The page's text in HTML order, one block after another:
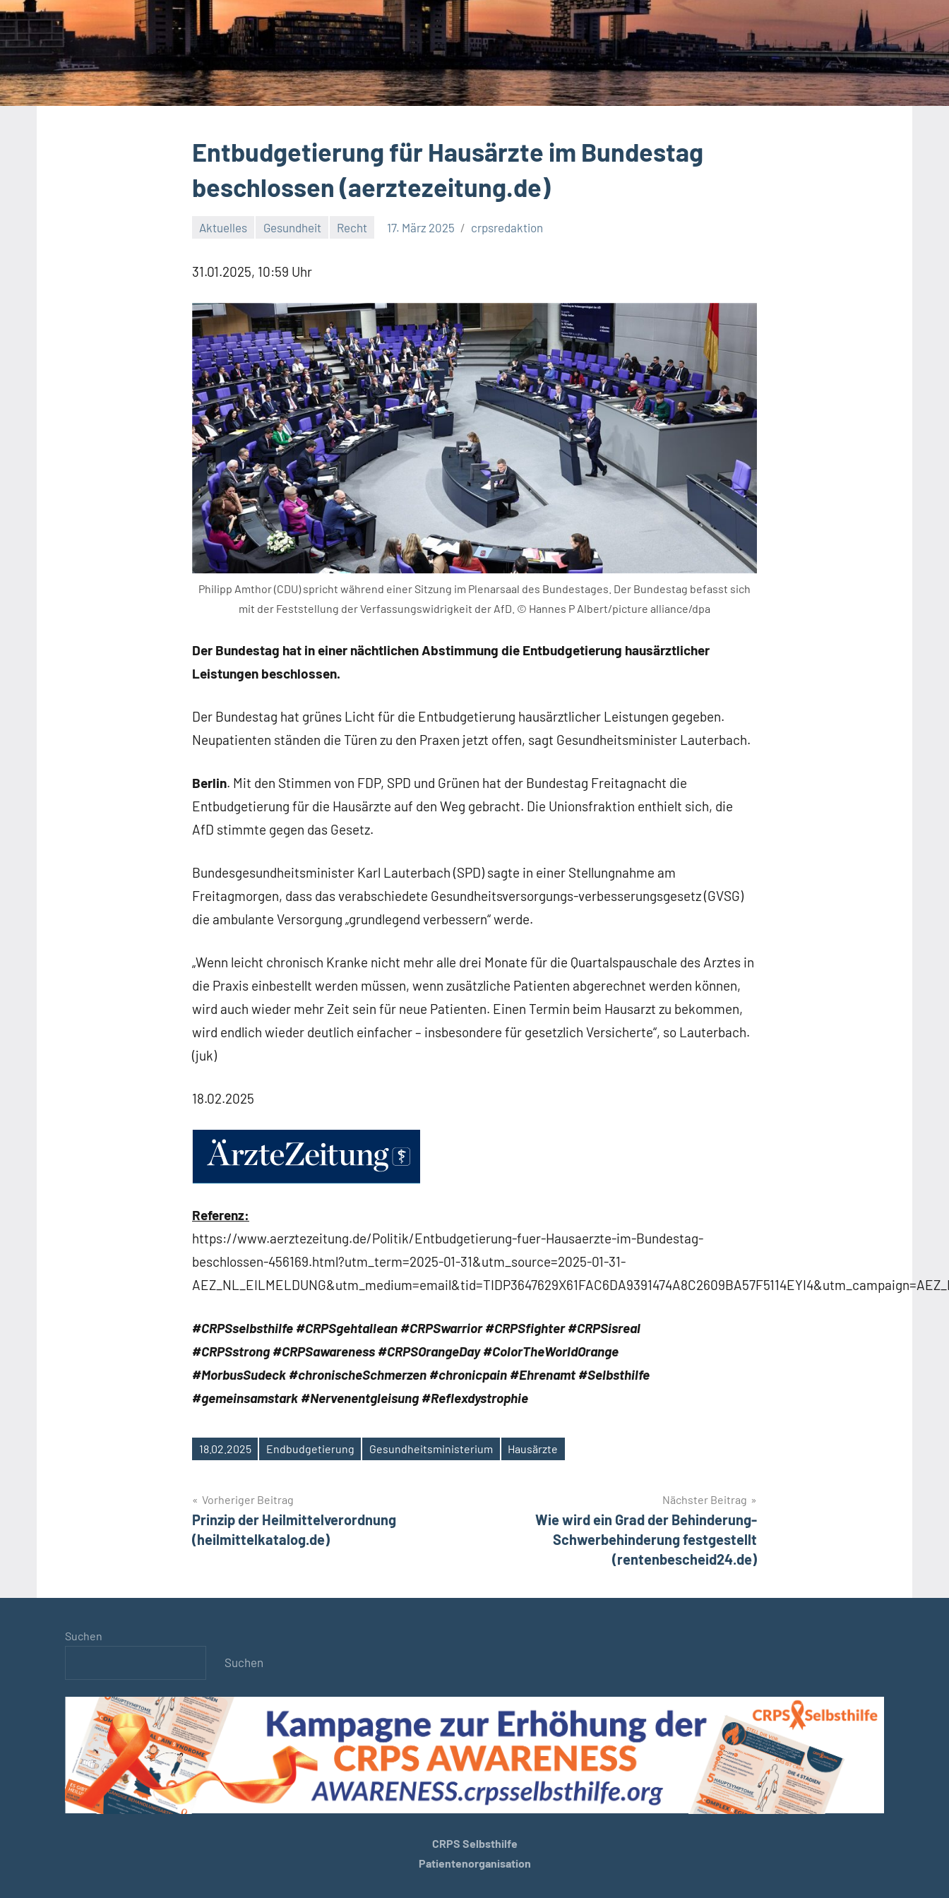
Entbudgetierung für Hausärzte im Bundestag
beschlossen (aerztezeitung.de)
Aktuelles Gesundheit Recht 17. März 2025 crpsredaktion
31.01.2025, 10:59 Uhr
Philipp Amthor (CDU) spricht während einer Sitzung im Plenarsaal des Bundestages. Der Bundestag befasst sich
mit der Feststellung der Verfassungswidrigkeit der AfD. © Hannes P Albert/picture alliance/dpa
Der Bundestag hat in einer nächtlichen Abstimmung die Entbudgetierung hausärztlicher
Leistungen beschlossen.
Der Bundestag hat grünes Licht für die Entbudgetierung hausärztlicher Leistungen gegeben.
Neupatienten ständen die Türen zu den Praxen jetzt offen, sagt Gesundheitsminister Lauterbach.
Berlin. Mit den Stimmen von FDP, SPD und Grünen hat der Bundestag Freitagnacht die
Entbudgetierung für die Hausärzte auf den Weg gebracht. Die Unionsfraktion enthielt sich, die
AfD stimmte gegen das Gesetz.
Bundesgesundheitsminister Karl Lauterbach (SPD) sagte in einer Stellungnahme am
Freitagmorgen, dass das verabschiedete Gesundheitsversorgungs-verbesserungsgesetz (GVSG)
die ambulante Versorgung „grundlegend verbessern“ werde.
„Wenn leicht chronisch Kranke nicht mehr alle drei Monate für die Quartalspauschale des Arztes in
die Praxis einbestellt werden müssen, wenn zusätzliche Patienten abgerechnet werden können,
wird auch wieder mehr Zeit sein für neue Patienten. Einen Termin beim Hausarzt zu bekommen,
wird endlich wieder deutlich einfacher – insbesondere für gesetzlich Versicherte“, so Lauterbach.
(juk)
18.02.2025
Referenz:
https://www.aerztezeitung.de/Politik/Entbudgetierung-fuer-Hausaerzte-im-Bundestag-
beschlossen-456169.html?utm_term=2025-01-31&utm_source=2025-01-31-
#CRPSselbsthilfe #CRPSgehtallean #CRPSwarrior #CRPSfighter #CRPSisreal
#CRPSstrong #CRPSawareness #CRPSOrangeDay #ColorTheWorldOrange
#MorbusSudeck #chronischeSchmerzen #chronicpain #Ehrenamt #Selbsthilfe
#gemeinsamstark #Nervenentgleisung #Reflexdystrophie
Schlagwörter
18.02.2025 Endbudgetierung Gesundheitsministerium Hausärzte
Beitragsnavigation
Vorheriger Beitrag
Prinzip der Heilmittelverordnung
(heilmittelkatalog.de)
Nächster Beitrag
Wie wird ein Grad der Behinderung-
Schwerbehinderung festgestellt
(rentenbescheid24.de)
Suchen
Suchen
CRPS Selbsthilfe
Patientenorganisation